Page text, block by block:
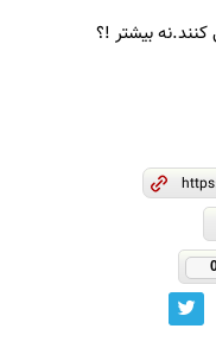
بیشتر !؟